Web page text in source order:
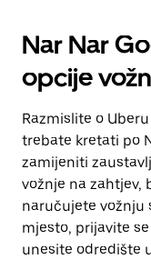
Nar Nar
opcije
Razmislite o
trebate kretati po
zamijeniti
vožnje na zahtjev,
naručujete vožnju
mjesto, prijavite
unesite odredište